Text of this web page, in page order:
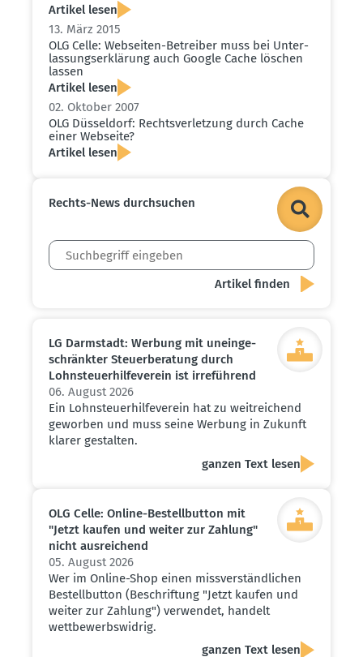
Artikel lesen
13. März 2015
OLG Celle: Webseiten-Betreiber muss bei Unter­
las­sungs­er­klärung auch Google Cache löschen
lassen
Artikel lesen
02. Oktober 2007
OLG Düsseldorf: Rechts­ver­letzung durch Cache
einer Webseite?
Artikel lesen
Rechts-News durch­suchen
LG Darmstadt: Werbung mit unein­ge­
schränkter Steuer­be­ratung durch
Lohnsteu­er­hil­fe­verein ist irreführend
06. August 2026
Ein Lohnsteuerhilfeverein hat zu weitreichend
geworben und muss seine Werbung in Zukunft
klarer gestalten.
ganzen Text lesen
OLG Celle: Online-Bestell­button mit
"Jetzt kaufen und weiter zur Zahlung"
nicht ausrei­chend
05. August 2026
Wer im Online-Shop einen missverständlichen
Bestellbutton (Beschriftung "Jetzt kaufen und
weiter zur Zahlung") verwendet, handelt
wettbewerbswidrig.
ganzen Text lesen